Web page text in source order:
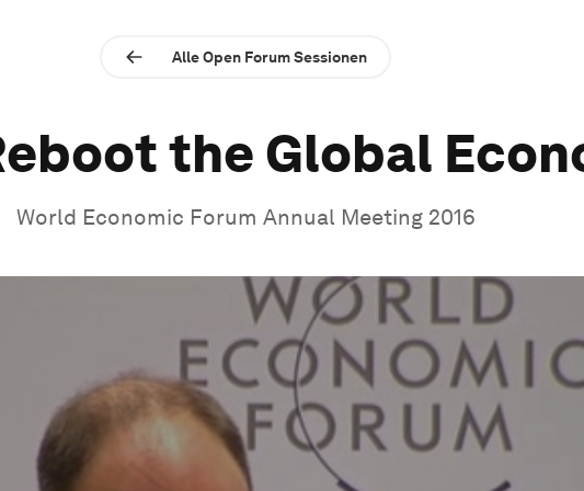
Alle Open Forum Sessionen
the Global
World Economic Forum Annual Meeting 2016